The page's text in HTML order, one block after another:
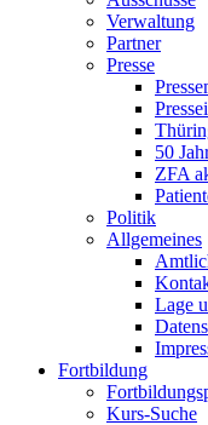
Verwaltung
Partner
Presse
50
ZFA
Politik
Allgemeines
Lage
Fortbildung
Kurs-Suche